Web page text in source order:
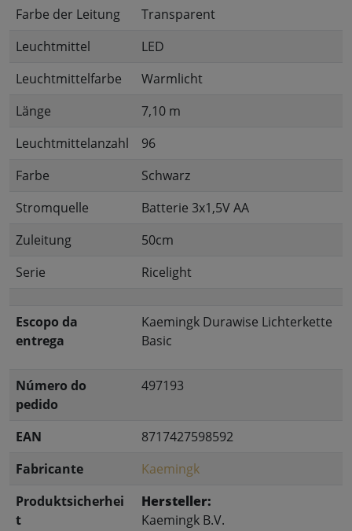
Farbe der Leitung
Transparent
Leuchtmittel
LED
Leuchtmittelfarbe
Warmlicht
Länge
7,10 m
Leuchtmittelanzahl
96
Farbe
Schwarz
Stromquelle
Batterie 3x1,5V AA
Zuleitung
50cm
Serie
Ricelight
Escopo da
entrega
Kaemingk Durawise Lichterkette
Basic
Número do
pedido
497193
EAN
8717427598592
Fabricante
Kaemingk
Produktsicherhei
t
Hersteller:
Kaemingk B.V.